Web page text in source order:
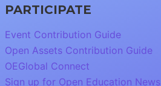
PARTICIPATE
Event Contribution Guide
Open Assets Contribution Guide
OEGlobal Connect
Sign up for Open Education News